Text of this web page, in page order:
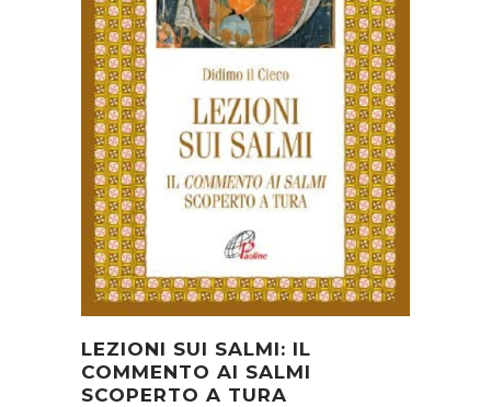
LEZIONI SUI SALMI: IL
COMMENTO AI SALMI
SCOPERTO A TURA